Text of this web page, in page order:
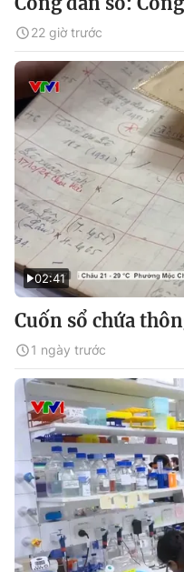
22 giờ trước
02:41
Cuốn sổ chứa
1 ngày trước